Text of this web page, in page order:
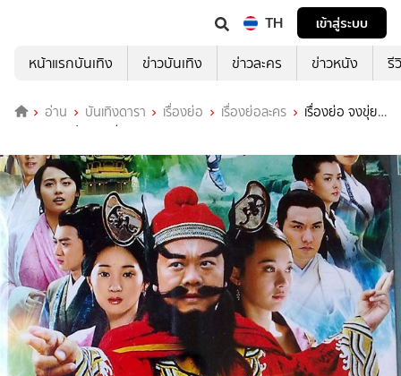
TH
เข้าสู่ระบบ
หน้าแรกบันเทิง
ข่าวบันเทิง ข่าวละคร ข่าวหนัง รี
อ่าน บันเทิงดารา เรื่องย่อ เรื่องย่อละคร
เรื่องย่อ จงขุ่ย
เทพยมบาลประหารผี